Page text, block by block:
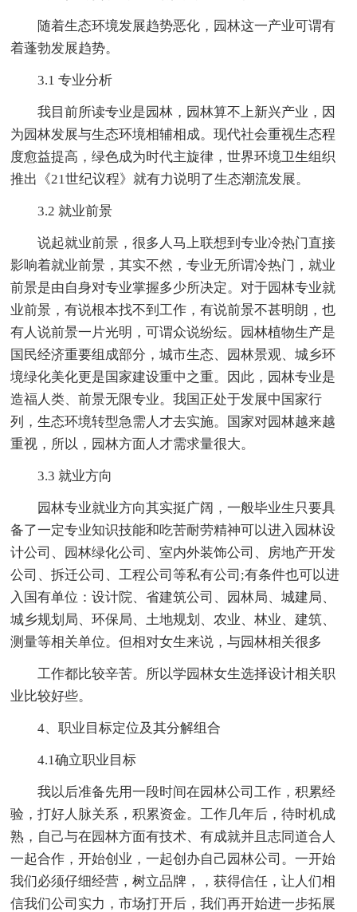
随着生态环境发展趋势恶化，园林这一产业可谓有
着蓬勃发展趋势。
3.1 专业分析
我目前所读专业是园林，园林算不上新兴产业，因
为园林发展与生态环境相辅相成。现代社会重视生态程
度愈益提高，绿色成为时代主旋律，世界环境卫生组织
推出《21世纪议程》就有力说明了生态潮流发展。
3.2 就业前景
说起就业前景，很多人马上联想到专业冷热门直接
影响着就业前景，其实不然，专业无所谓冷热门，就业
前景是由自身对专业掌握多少所决定。对于园林专业就
业前景，有说根本找不到工作，有说前景不甚明朗，也
有人说前景一片光明，可谓众说纷纭。园林植物生产是
国民经济重要组成部分，城市生态、园林景观、城乡环
境绿化美化更是国家建设重中之重。因此，园林专业是
造福人类、前景无限专业。我国正处于发展中国家行
列，生态环境转型急需人才去实施。国家对园林越来越
重视，所以，园林方面人才需求量很大。
3.3 就业方向
园林专业就业方向其实挺广阔，一般毕业生只要具
备了一定专业知识技能和吃苦耐劳精神可以进入园林设
计公司、园林绿化公司、室内外装饰公司、房地产开发
公司、拆迁公司、工程公司等私有公司;有条件也可以进
入国有单位：设计院、省建筑公司、园林局、城建局、
城乡规划局、环保局、土地规划、农业、林业、建筑、
测量等相关单位。但相对女生来说，与园林相关很多
工作都比较辛苦。所以学园林女生选择设计相关职
业比较好些。
4、职业目标定位及其分解组合
4.1确立职业目标
我以后准备先用一段时间在园林公司工作，积累经
验，打好人脉关系，积累资金。工作几年后，待时机成
熟，自己与在园林方面有技术、有成就并且志同道合人
一起合作，开始创业，一起创办自己园林公司。一开始
我们必须仔细经营，树立品牌，，获得信任，让人们相
信我们公司实力，市场打开后，我们再开始进一步拓展